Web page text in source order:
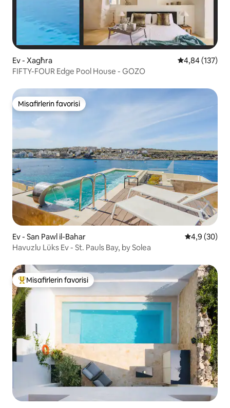
Ev - Xagħra 5 üzerinden
4,84 (137)
FIFTY-FOUR Edge Pool House - GOZO
Misafirlerin favorisi
Misafirlerin favorisi
Ev - San Pawl il-Bahar 5 üzerinden
4,9 (30)
Havuzlu Lüks Ev - St. Pauls Bay, by Solea
Misafirlerin favorilerinden en beğenilenler arasında
Misafirlerin favorisi